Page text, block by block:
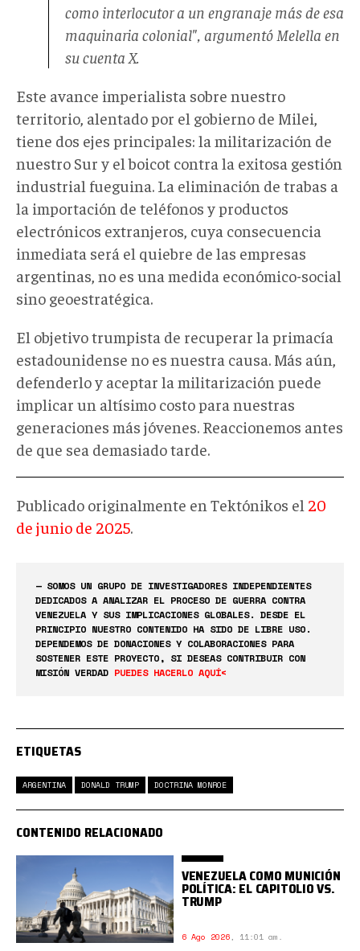
como interlocutor a un engranaje más de esa
maquinaria colonial", argumentó Melella en
su cuenta X.
Este avance imperialista sobre nuestro
territorio, alentado por el gobierno de Milei,
tiene dos ejes principales: la militarización de
nuestro Sur y el boicot contra la exitosa gestión
industrial fueguina. La eliminación de trabas a
la importación de teléfonos y productos
electrónicos extranjeros, cuya consecuencia
inmediata será el quiebre de las empresas
argentinas, no es una medida económico-social
sino geoestratégica.
El objetivo trumpista de recuperar la primacía
estadounidense no es nuestra causa. Más aún,
defenderlo y aceptar la militarización puede
implicar un altísimo costo para nuestras
generaciones más jóvenes. Reaccionemos antes
de que sea demasiado tarde.
Publicado originalmente en Tektónikos el 20
de junio de 2025.
— SOMOS UN GRUPO DE INVESTIGADORES INDEPENDIENTES
DEDICADOS A ANALIZAR EL PROCESO DE GUERRA CONTRA
VENEZUELA Y SUS IMPLICACIONES GLOBALES. DESDE EL
PRINCIPIO NUESTRO CONTENIDO HA SIDO DE LIBRE USO.
DEPENDEMOS DE DONACIONES Y COLABORACIONES PARA
SOSTENER ESTE PROYECTO, SI DESEAS CONTRIBUIR CON
MISIÓN VERDAD PUEDES HACERLO AQUÍ<
ETIQUETAS
ARGENTINA DONALD TRUMP DOCTRINA MONROE
CONTENIDO RELACIONADO
VENEZUELA COMO MUNICIÓN
POLÍTICA: EL CAPITOLIO VS.
TRUMP
6 Ago 2026, 11:01 am.